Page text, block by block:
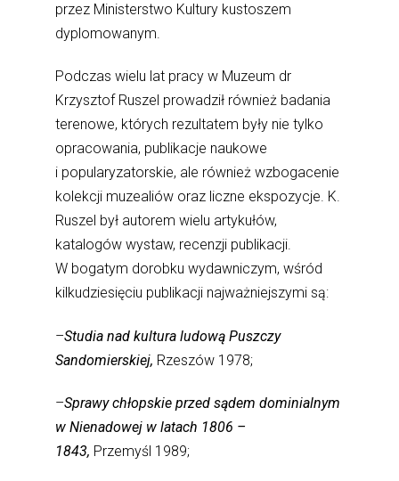
przez Ministerstwo Kultury kustoszem
dyplomowanym.
Podczas wielu lat pracy w Muzeum dr
Krzysztof Ruszel prowadził również badania
terenowe, których rezultatem były nie tylko
opracowania, publikacje naukowe
i popularyzatorskie, ale również wzbogacenie
kolekcji muzealiów oraz liczne ekspozycje. K.
Ruszel był autorem wielu artykułów,
katalogów wystaw, recenzji publikacji.
W bogatym dorobku wydawniczym, wśród
kilkudziesięciu publikacji najważniejszymi są:
–Studia nad kultura ludową Puszczy
Sandomierskiej, Rzeszów 1978;
–Sprawy chłopskie przed sądem dominialnym
w Nienadowej w latach 1806 –
1843, Przemyśl 1989;